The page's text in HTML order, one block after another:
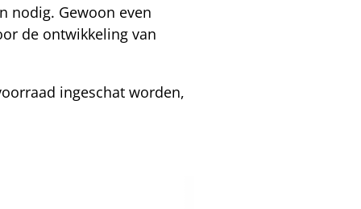
nodig. Gewoon even
de ontwikkeling van
ingeschat worden,